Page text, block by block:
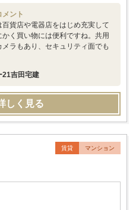
ント
百貨店や電器店をはじめ充実して
かく買い物には便利ですね。共用
ラもあり、セキュリティ面でも
21吉田宅建
しく見る
賃貸 マンション